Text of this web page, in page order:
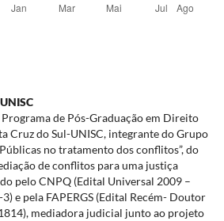
UNISC
de Pós-Graduação em Direito
Cruz do Sul-UNISC, integrante do Grupo
no tratamento dos conflitos”, do
de conflitos para uma justiça
pelo CNPQ (Edital Universal 2009 –
e pela FAPERGS (Edital Recém- Doutor
mediadora judicial junto ao projeto